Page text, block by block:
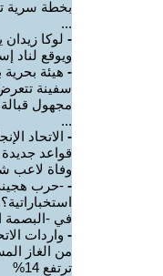
بخطة سرية
...
- لوكا
ويوقع لناد
- هيئة بحرية
سفينة
مجهول
...
- الاتحاد
قواعد
وفاة لاعب
- -حرب
في -البصمة
- واردات
من الغاز
ترتفع 14%